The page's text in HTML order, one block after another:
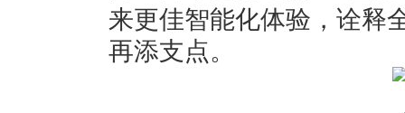
来更佳智能化体验，诠释
再添支点。